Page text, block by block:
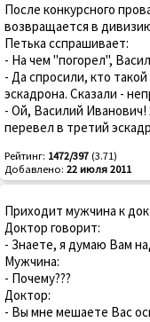
После конкурсного
возвращается в
Петька сспрашивает:
- На чем "погорел",
- Да спросили, кто
эскадрона. Сказали -
- Ой, Василий Иванович!
перевел в третий
Рейтинг: 1472/397 (3.71)
Добавлено: 22 июля 2011
Приходит мужчина к
Доктор говорит:
- Знаете, я думаю Вам
Мужчина:
- Почему???
Доктор:
- Вы мне мешаете Вас